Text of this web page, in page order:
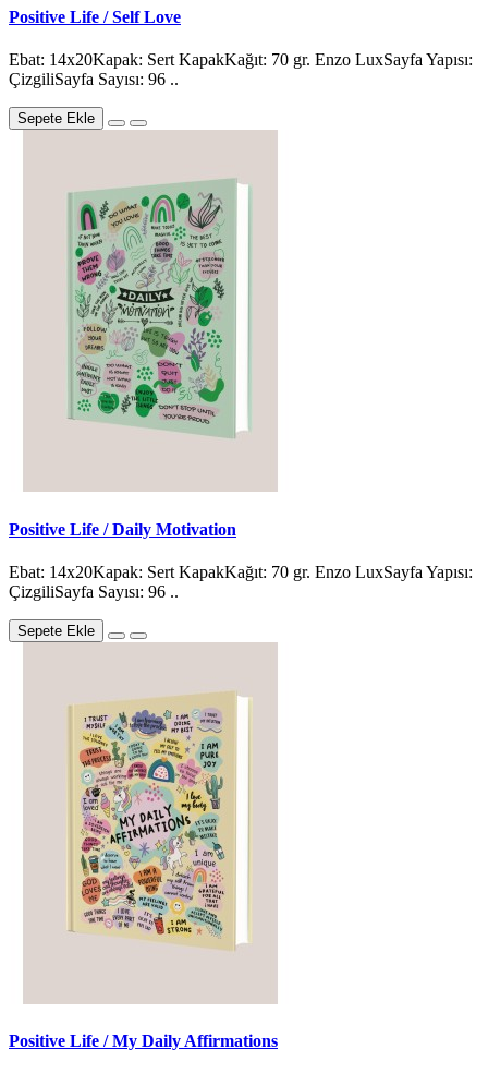
Positive Life / Self Love
Ebat: 14x20Kapak: Sert KapakKağıt: 70 gr. Enzo LuxSayfa Yapısı:
ÇizgiliSayfa Sayısı: 96 ..
Sepete Ekle
Positive Life / Daily Motivation
Ebat: 14x20Kapak: Sert KapakKağıt: 70 gr. Enzo LuxSayfa Yapısı:
ÇizgiliSayfa Sayısı: 96 ..
Sepete Ekle
Positive Life / My Daily Affirmations